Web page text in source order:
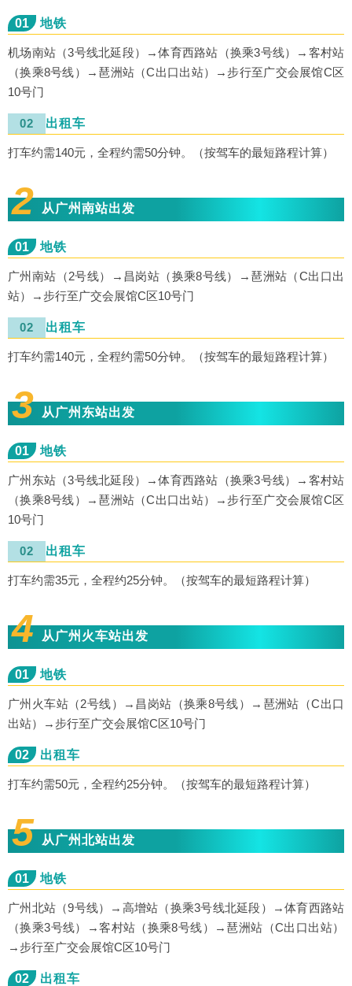
01 地铁
机场南站（3号线北延段）→体育西路站（换乘3号线）→客村站
（换乘8号线）→琶洲站（C出口出站）→步行至广交会展馆C区
10号门
02 出租车
打车约需140元，全程约需50分钟。（按驾车的最短路程计算）
2 从广州南站出发
01 地铁
广州南站（2号线）→昌岗站（换乘8号线）→琶洲站（C出口出
站）→步行至广交会展馆C区10号门
02 出租车
打车约需140元，全程约需50分钟。（按驾车的最短路程计算）
3 从广州东站出发
01 地铁
广州东站（3号线北延段）→体育西路站（换乘3号线）→客村站
（换乘8号线）→琶洲站（C出口出站）→步行至广交会展馆C区
10号门
02 出租车
打车约需35元，全程约25分钟。（按驾车的最短路程计算）
4 从广州火车站出发
01 地铁
广州火车站（2号线）→昌岗站（换乘8号线）→琶洲站（C出口
出站）→步行至广交会展馆C区10号门
02 出租车
打车约需50元，全程约25分钟。（按驾车的最短路程计算）
5 从广州北站出发
01 地铁
广州北站（9号线）→高增站（换乘3号线北延段）→体育西路站
（换乘3号线）→客村站（换乘8号线）→琶洲站（C出口出站）
→步行至广交会展馆C区10号门
02 出租车